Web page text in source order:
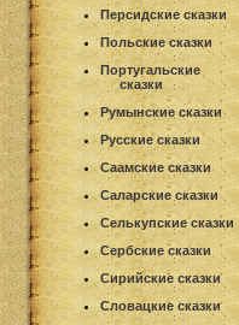
Персидские сказки
Польские сказки
Португальские
сказки
Румынские сказки
Русские сказки
Саамские сказки
Саларские сказки
Селькупские сказки
Сербские сказки
Сирийские сказки
Словацкие сказки